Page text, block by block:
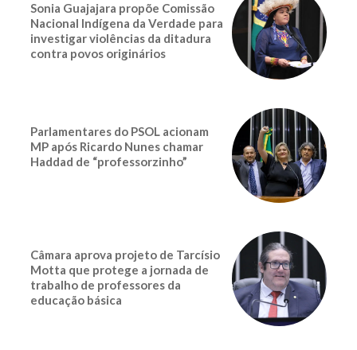
Sonia Guajajara propõe Comissão
Nacional Indígena da Verdade para
investigar violências da ditadura
contra povos originários
Parlamentares do PSOL acionam
MP após Ricardo Nunes chamar
Haddad de “professorzinho”
Câmara aprova projeto de Tarcísio
Motta que protege a jornada de
trabalho de professores da
educação básica